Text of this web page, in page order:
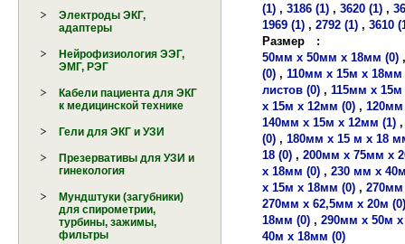
Электроды ЭКГ,
адаптеры
Нейрофизиология ЭЭГ,
ЭМГ, РЭГ
Кабели пациента для ЭКГ
к медицинской технике
Гели для ЭКГ и УЗИ
Презервативы для УЗИ и
гинекология
Мундштуки (загубники)
для спирометрии,
турбины, зажимы,
фильтры
(1) , 3186 (1) , 3620 (1) ,
1969 (1) , 2792 (1) , 3610
Размер
:
50мм х 50мм х 18мм (0)
(0) , 110мм х 15м х 18мм
листов (0) , 115мм х
х 15м х 12мм (0) , 120мм
140мм х 15м х 12мм (1)
(0) , 180мм х 15 м х 18
18 (0) , 200мм х 75мм х
х 18мм (0) , 230 мм х
х 15м х 18мм (0) , 270мм
270мм х 62,5мм х 20м (0)
18мм (0) , 290мм х 50м
40м х 18мм (0)